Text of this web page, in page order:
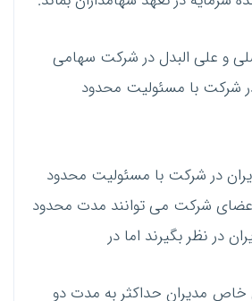
و علی البدل در شرکت سهامی
شرکت با مسئولیت محدود
در شرکت با مسئولیت محدود
شرکت می توانند مدت محدود
در نظر بگیرند اما در
مدیران حداکثر به مدت دو